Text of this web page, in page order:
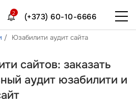
(+373) 60-10-6666
2
Юзабилити аудит сайта
сайтов: заказать
аудит юзабилити и